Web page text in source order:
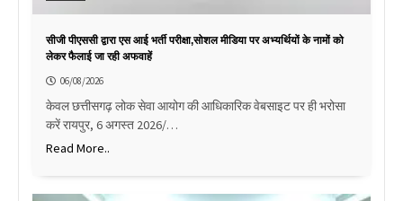
सीजी पीएससी द्वारा एस आई भर्ती परीक्षा,सोशल मीडिया पर अभ्यर्थियों के नामों को
लेकर फैलाई जा रही अफवाहें
06/08/2026
केवल छत्तीसगढ़ लोक सेवा आयोग की आधिकारिक वेबसाइट पर ही भरोसा
करें रायपुर, 6 अगस्त 2026/…
Read More..